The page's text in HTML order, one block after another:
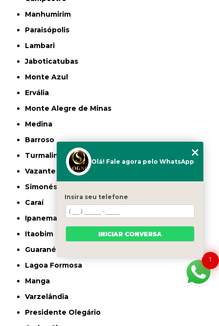
Manhumirim
Paraisópolis
Lambari
Jaboticatubas
Monte Azul
Ervália
Monte Alegre de Minas
Medina
Barroso
Turmalina
Vazante
Simonésia
Caraí
Ipanema
Itaobim
Guaranésia
Lagoa Formosa
Manga
Varzelândia
Presidente Olegário
1
Olá! Fale agora pelo WhatsApp
Insira seu telefone
INICIAR CONVERSA